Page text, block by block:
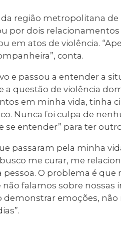
região metropolitana
por dois
em atos de violência.
conta.
e passou a entender a
a questão de violência
em minha vida, tinha
Nunca foi culpa de
se entender” para ter
passaram pela minha
me curar, me
O problema é que
falamos sobre nossas
emoções, não